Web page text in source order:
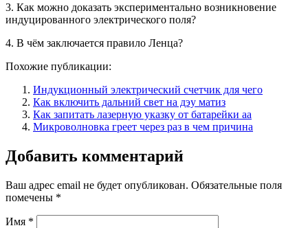
3. Как можно доказать экспериментально возникновение
индуцированного электрического поля?
4. В чём заключается правило Ленца?
Похожие публикации:
Индукционный электрический счетчик для чего
Как включить дальний свет на дэу матиз
Как запитать лазерную указку от батарейки аа
Микроволновка греет через раз в чем причина
Добавить комментарий
Ваш адрес email не будет опубликован. Обязательные поля
помечены *
Имя *